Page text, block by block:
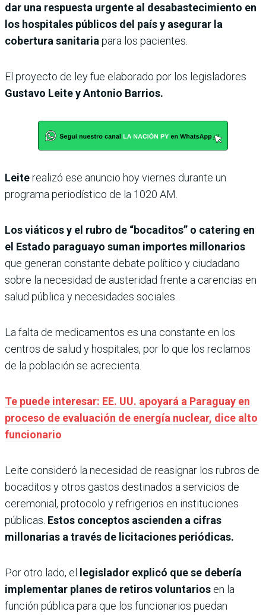
dar una respuesta urgente al desabastecimiento en
los hospitales públicos del país y asegurar la
cobertura sanitariapara los pacientes.
El proyecto de ley fue elaborado por los legisladores
Gustavo Leite y Antonio Barrios.
Leiterealizó ese anuncio hoy viernes durante un
programa periodístico de la 1020 AM.
Los viáticos y el rubro de “bocaditos” o catering en
el Estado paraguayo suman importes millonarios
que generan constante debate político y ciudadano
sobre la necesidad de austeridad frente a carencias en
salud pública y necesidades sociales.
La falta de medicamentos es una constante en los
centros de salud y hospitales, por lo que los reclamos
de la población se acrecienta.
Te puede interesar: EE. UU. apoyará a Paraguay en
proceso de evaluación de energía nuclear, dice alto
funcionario
Leite consideró la necesidad de reasignar los rubros de
bocaditos y otros gastos destinados a servicios de
ceremonial, protocolo y refrigerios en instituciones
públicas. Estos conceptos ascienden a cifras
millonarias a través de licitaciones periódicas.
Por otro lado, el
legislador explicó que se debería
implementar planes de retiros voluntarios en la
función pública para que los funcionarios puedan